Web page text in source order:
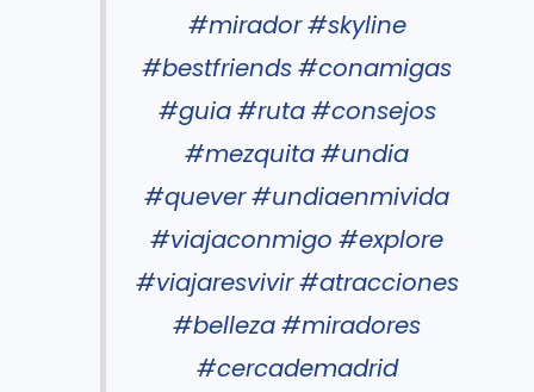
#mirador#skyline
#bestfriends#conamigas
#guia#ruta#consejos
#mezquita#undia
#quever#undiaenmivida
#viajaconmigo #explore
#viajaresvivir#atracciones
#belleza#miradores
#cercademadrid